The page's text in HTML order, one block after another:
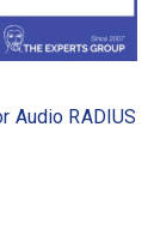
Audio RADIUS